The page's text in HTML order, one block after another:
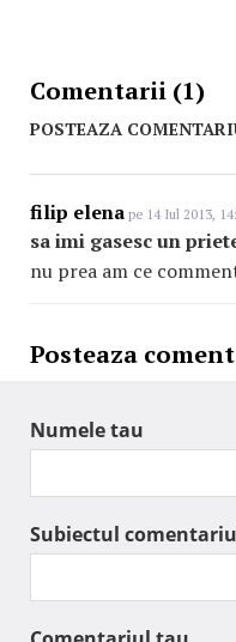
Comentarii (1)
POSTEAZA
filip elena pe 14 Iul 2013,
sa imi gasesc un
nu prea am ce
Posteaza
Numele tau
Subiectul